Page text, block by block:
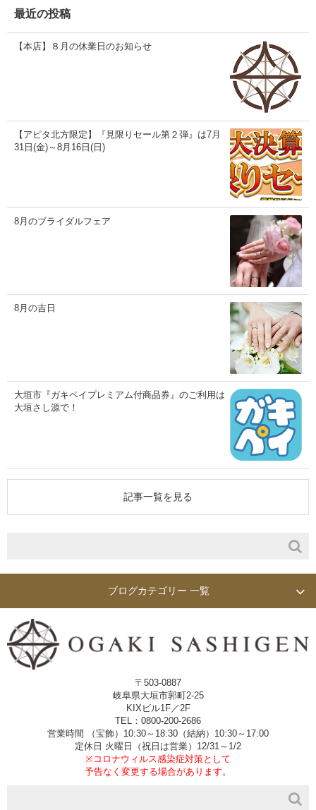
ブ
最近の投稿
【本店】８月の休業日のお知らせ
【アピタ北方限定】『見限りセール第２弾』は7月
31日(金)～8月16日(日)
8月のブライダルフェア
8月の吉日
大垣市『ガキペイプレミアム付商品券』のご利用は
大垣さし源で！
記事一覧を見る
ブログカテゴリー 一覧
〒503-0887
岐阜県大垣市郭町2-25
KIXビル1F／2F
TEL：0800-200-2686
営業時間 （宝飾）10:30～18:30（結納）10:30～17:00
定休日 火曜日（祝日は営業）12/31～1/2
※コロナウィルス感染症対策として
予告なく変更する場合があります。